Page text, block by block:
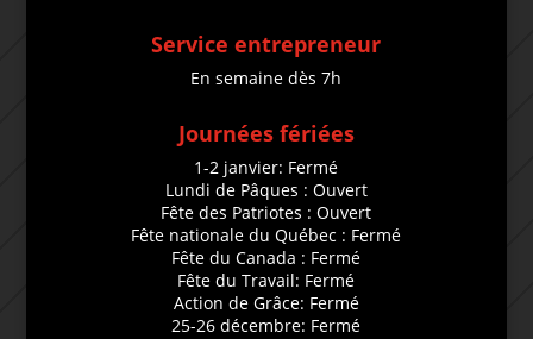
Service entrepreneur
En semaine dès 7h
Journées fériées
1-2 janvier: Fermé
Lundi de Pâques : Ouvert
Fête des Patriotes : Ouvert
Fête nationale du Québec : Fermé
Fête du Canada : Fermé
Fête du Travail: Fermé
Action de Grâce: Fermé
25-26 décembre: Fermé